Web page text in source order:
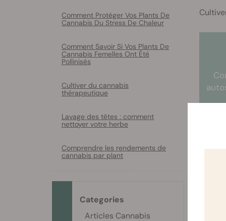
Comment Protéger Vos Plants De
Cannabis Du Stress De Chaleur
Comment Savoir Si Vos Plants De
Cannabis Femelles Ont Été
Pollinisés
Cultiver du cannabis
thérapeutique
Lavage des têtes : comment
nettoyer votre herbe
Comprendre les rendements de
cannabis par plant
Categories
Articles Cannabis